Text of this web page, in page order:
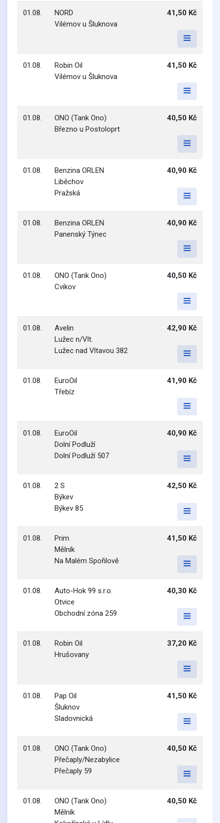
01.08.
NORD
Vilémov u Šluknova
41,50 Kč
01.08.
Robin Oil
Vilémov u Šluknova
41,50 Kč
01.08.
ONO (Tank Ono)
Březno u Postoloprt
40,50 Kč
01.08.
Benzina ORLEN
Liběchov
Pražská
40,90 Kč
01.08.
Benzina ORLEN
Panenský Týnec
40,90 Kč
01.08.
ONO (Tank Ono)
Cvikov
40,50 Kč
01.08.
Avelin
Lužec n/Vlt.
Lužec nad Vltavou 382
42,90 Kč
01.08.
EuroOil
Třebíz
41,90 Kč
01.08.
EuroOil
Dolní Podluží
Dolní Podluží 507
40,90 Kč
01.08.
2 S
Býkev
Býkev 85
42,50 Kč
01.08.
Prim
Mělník
Na Malém Spořilově
41,50 Kč
01.08.
Auto-Hok 99 s.r.o.
Otvice
Obchodní zóna 259
40,30 Kč
01.08.
Robin Oil
Hrušovany
37,20 Kč
01.08.
Pap Oil
Šluknov
Sladovnická
41,50 Kč
01.08.
ONO (Tank Ono)
Přečaply/Nezabylice
Přečaply 59
40,50 Kč
01.08.
ONO (Tank Ono)
Mělník
40,50 Kč